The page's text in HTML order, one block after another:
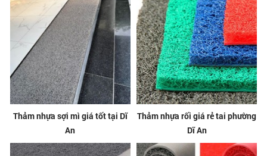
Thảm nhựa sợi mì giá tốt tại Dĩ
An
Thảm nhựa rối giá rẻ tai phường
Dĩ An